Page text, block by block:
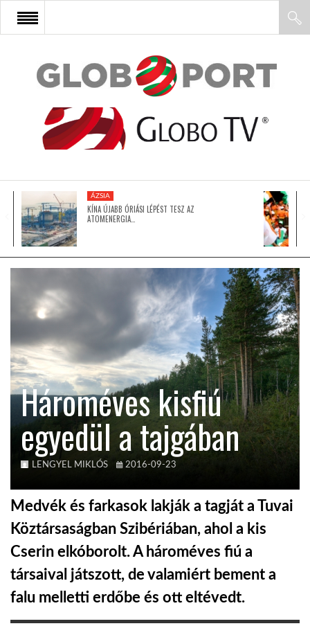
FŐOLDAL
AFRIKA
ÁZSIA
LATIN-AMERIKA
KÖZEL-KELET
AUSZTRÁLIA
A VILÁG ITTHON
HÍR3D
ÁZSIA
KÍNA ÚJABB ÓRIÁSI LÉPÉST TESZ AZ
ATOMENERGIA…
Hároméves kisfiú
egyedül a tajgában
LENGYEL MIKLÓS 2016-09-23
Medvék és farkasok lakják a tagját a Tuvai
Köztársaságban Szibériában, ahol a kis
Cserin elkóborolt. A hároméves fiú a
társaival játszott, de valamiért bement a
falu melletti erdőbe és ott eltévedt.